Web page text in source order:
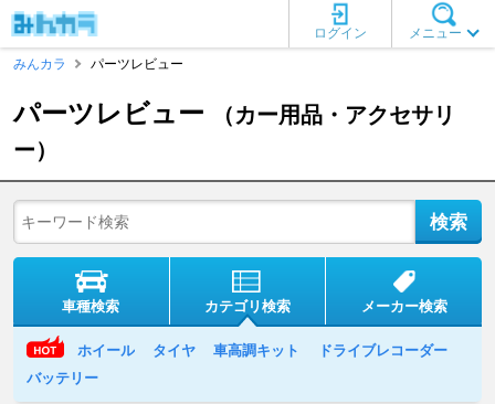
メニュー
ログイン
みんカラ
パーツレビュー
パーツレビュー
（カー用品・アクセサリ
ー）
車種検索 カテゴリ検索 メーカー検索
ホイール タイヤ 車高調キット
ドライブレコーダー
バッテリー